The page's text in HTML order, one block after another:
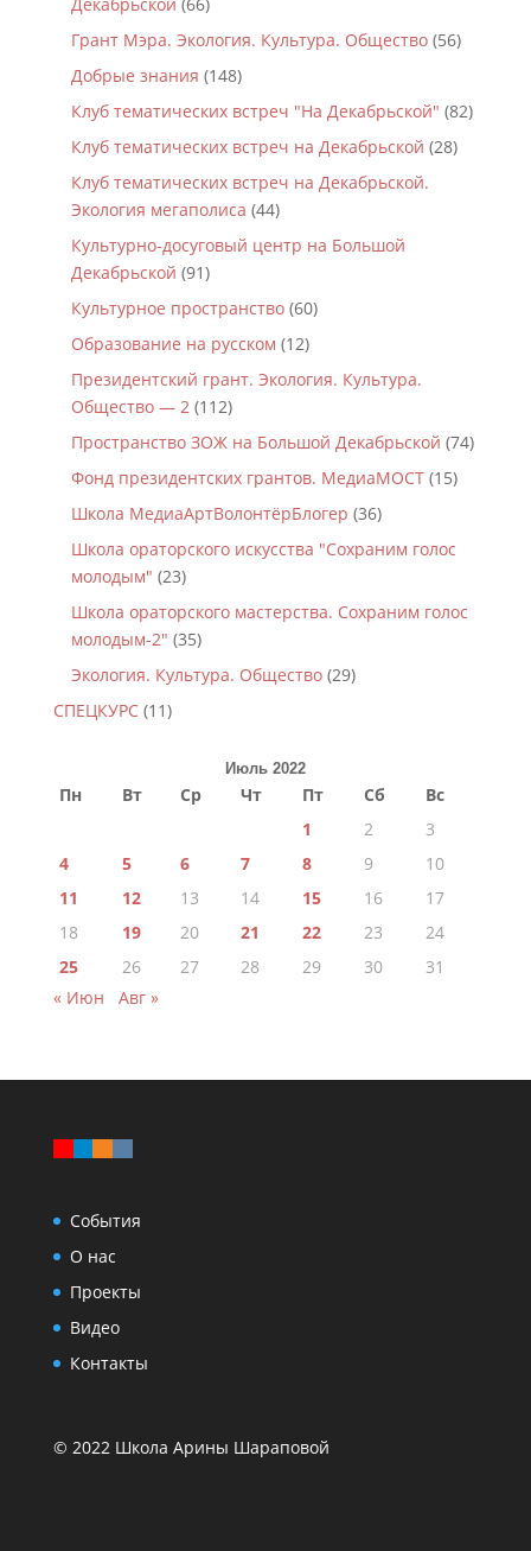
Грант Мэра. Экология. Культура. Общество(56)
Добрые знания (148)
Клуб тематических встреч "На Декабрьской" (82)
Клуб тематических встреч на Декабрьской (28)
Клуб тематических встреч на Декабрьской.
Экология мегаполиса (44)
Культурно-досуговый центр на Большой
Декабрьской (91)
Культурное пространство(60)
Образование на русском (12)
Президентский грант. Экология. Культура.
Общество — 2(112)
Пространство ЗОЖ на Большой Декабрьской (74)
Фонд президентских грантов. МедиаМОСТ(15)
Школа МедиаАртВолонтёрБлогер (36)
Школа ораторского искусства "Сохраним голос
молодым" (23)
Школа ораторского мастерства. Сохраним голос
молодым-2" (35)
Экология. Культура. Общество(29)
СПЕЦКУРС(11)
Июль 2022
Пн Вт Ср Чт Пт Сб
Вс
1
2
3
4
5 6 7 8 9
10
11
12 13 14 15 16
17
18
19 20 21 22 23
24
25
26 27 28 29 30
31
« Июн
Авг »
События
О нас
Проекты
Видео
Контакты
© 2022 Школа Арины Шараповой